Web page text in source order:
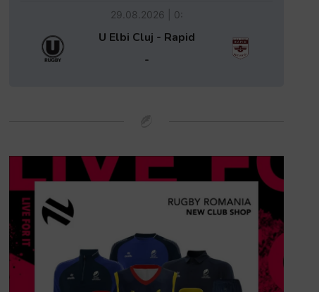
29.08.2026 | 0:
U Elbi Cluj - Rapid
-